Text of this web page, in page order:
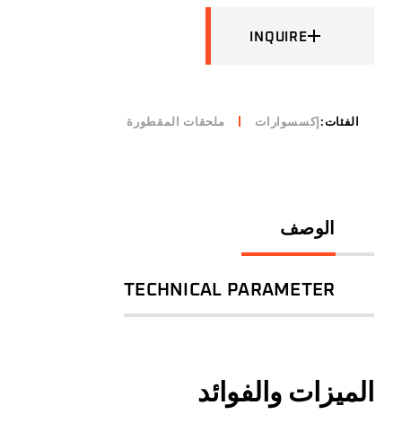
INQUIRE
الفئات: إكسسوارات ملحقات المقطورة
الوصف
TECHNICAL PARAMETER
الميزات والفوائد